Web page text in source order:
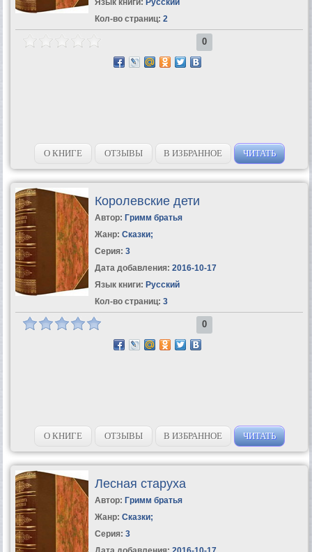
Язык книги: Русский
Кол-во страниц: 2
0
О КНИГЕ ОТЗЫВЫ В ИЗБРАННОЕ ЧИТАТЬ
Королевские дети
Автор: Гримм братья
Жанр: Сказки;
Серия: 3
Дата добавления: 2016-10-17
Язык книги: Русский
Кол-во страниц: 3
0
О КНИГЕ ОТЗЫВЫ В ИЗБРАННОЕ ЧИТАТЬ
Лесная старуха
Автор: Гримм братья
Жанр: Сказки;
Серия: 3